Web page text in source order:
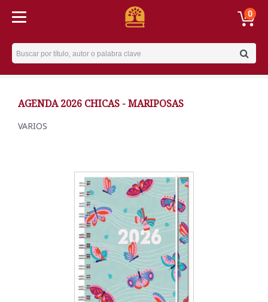
0
Username
AGENDA 2026 CHICAS - MARIPOSAS
VARIOS